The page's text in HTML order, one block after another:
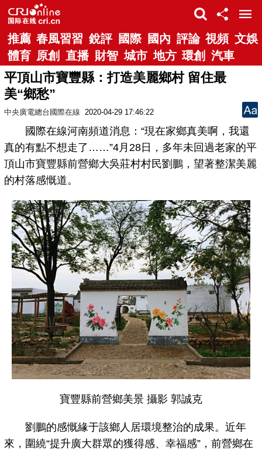
推薦 春風習習 銳評 國際 國內 評論 視頻 文娛
體育 原創 直播 財智 城市 地方 環創 汽車
平頂山市寶豐縣：打造美麗鄉村 留住最
美“鄉愁”
中央廣電總台國際在線 2020-04-29 17:46:22
國際在線河南頻道消息：“現在家鄉真美啊，我還
真的有點不想走了……”4月28日，多年未回過老家的平
頂山市寶豐縣前營鄉大吳莊村村民劉鵬，望著整潔美麗
的村落感慨道。
寶豐縣前營鄉美景 攝影 郭誠克
劉鵬的感慨緣于該鄉人居環境整治的成果。近年
來，圍繞“提升廣大群眾的獲得感、幸福感”，前營鄉在